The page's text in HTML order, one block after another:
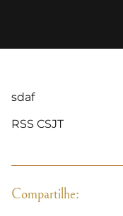
sdaf
RSS CSJT
Compartilhe: